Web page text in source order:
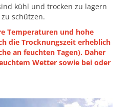
kühl und trocken zu lagern
schützen.
Temperaturen und hohe
die Trocknungszeit erheblich
an feuchten Tagen). Daher
Wetter sowie bei oder